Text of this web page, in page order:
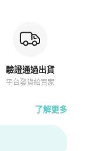
驗證通過出貨
平台發貨給買家
了解更多
介紹